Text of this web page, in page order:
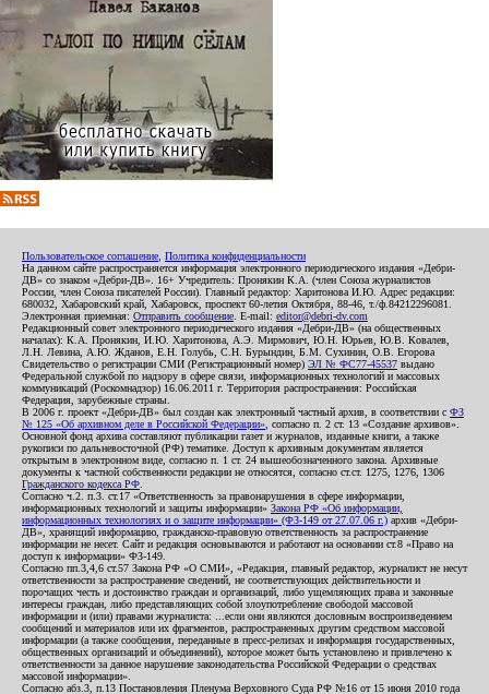
Пользовательское соглашение Политика конфиденциальности
На данном сайте распространяется информация электронного периодического издания «Дебри-
ДВ» со знаком «Дебри-ДВ». 16+ Учредитель: Пронякин К.А. (член Союза журналистов
России, член Союза писателей России). Главный редактор: Харитонова И.Ю. Адрес редакции:
680032, Хабаровский край, Хабаровск, проспект 60-летия Октября, 88-46, т./ф.84212296081.
Электронная приемная: Отправить сообщение . E-mail: editor@debri-dv.com
Редакционный совет электронного периодического издания «Дебри-ДВ» (на общественных
началах): К.А. Пронякин, И.Ю. Харитонова, А.Э. Мирмович, Ю.Н. Юрьев, Ю.В. Ковалев,
Л.Н. Левина, А.Ю. Жданов, Е.Н. Голубь, С.Н. Бурындин, Б.М. Сухинин, О.В. Егорова
Свидетельство о регистрации СМИ (Регистрационный номер) ЭЛ № ФС77-45537 выдано
Федеральной службой по надзору в сфере связи, информационных технологий и массовых
коммуникаций (Роскомнадзор) 16.06.2011 г. Территория распространения: Российская
Федерация, зарубежные страны.
В 2006 г. проект «Дебри-ДВ» был создан как электронный частный архив, в соответствии с ФЗ
№ 125 «Об архивном деле в Российской Федерации» , согласно п. 2 ст. 13 «Создание архивов».
Основной фонд архива составляют публикации газет и журналов, изданные книги, а также
рукописи по дальневосточной (РФ) тематике. Доступ к архивным документам является
открытым в электронном виде, согласно п. 1 ст. 24 вышеобозначенного закона. Архивные
документы к частной собственности редакции не относятся, согласно ст.ст. 1275, 1276, 1306
Гражданского кодекса РФ
Согласно ч.2. п.3. ст.17 «Ответственность за правонарушения в сфере информации,
информационных технологий и защиты информации» Закона РФ «Об информации,
информационных технологиях и о защите информации» (ФЗ-149 от 27.07.06 г.) архив «Дебри-
ДВ», хранящий информацию, гражданско-правовую ответственность за распространение
информации не несет. Сайт и редакция основываются и работают на основании ст.8 «Право на
доступ к информации» ФЗ-149.
Согласно пп.3,4,6 ст.57 Закона РФ «О СМИ», «Редакция, главный редактор, журналист не несут
ответственности за распространение сведений, не соответствующих действительности и
порочащих честь и достоинство граждан и организаций, либо ущемляющих права и законные
интересы граждан, либо представляющих собой злоупотребление свободой массовой
информации и (или) правами журналиста: ...если они являются дословным воспроизведением
сообщений и материалов или их фрагментов, распространенных другим средством массовой
информации (а также сообщения, переданные в пресс-релизах и информация государственных,
общественных организаций и объединений), которое может быть установлено и привлечено к
ответственности за данное нарушение законодательства Российской Федерации о средствах
массовой информации».
Согласно абз.3, п.13 Постановления Пленума Верховного Суда РФ №16 от 15 июня 2010 года